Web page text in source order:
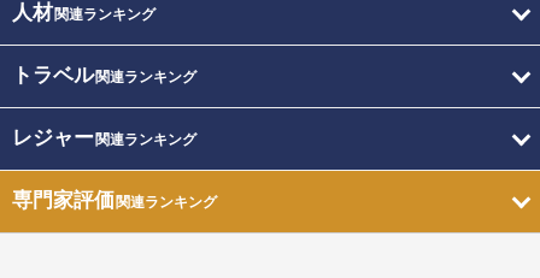
人材関連ランキング
トラベル関連ランキング
レジャー関連ランキング
専門家評価関連ランキング